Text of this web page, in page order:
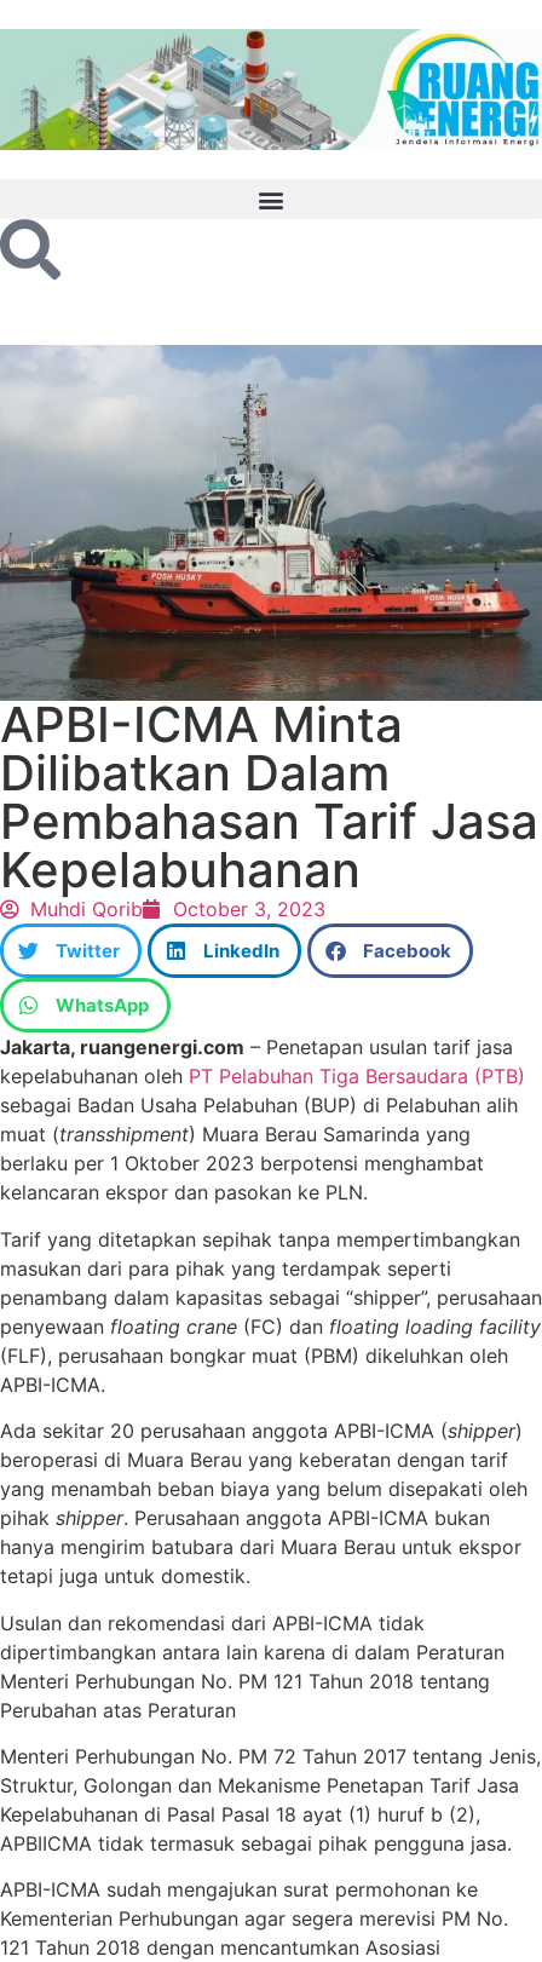
APBI-ICMA Minta
Dilibatkan Dalam
Pembahasan Tarif Jasa
Kepelabuhanan
Muhdi Qorib October 3, 2023
Twitter LinkedIn Facebook
WhatsApp
Jakarta, ruangenergi.com – Penetapan usulan tarif jasa
kepelabuhanan oleh PT Pelabuhan Tiga Bersaudara (PTB)
sebagai Badan Usaha Pelabuhan (BUP) di Pelabuhan alih
muat (transshipment) Muara Berau Samarinda yang
berlaku per 1 Oktober 2023 berpotensi menghambat
kelancaran ekspor dan pasokan ke PLN.
Tarif yang ditetapkan sepihak tanpa mempertimbangkan
masukan dari para pihak yang terdampak seperti
penambang dalam kapasitas sebagai “shipper”, perusahaan
penyewaan floating crane (FC) dan floating loading facility
(FLF), perusahaan bongkar muat (PBM) dikeluhkan oleh
APBI-ICMA.
Ada sekitar 20 perusahaan anggota APBI-ICMA (shipper)
beroperasi di Muara Berau yang keberatan dengan tarif
yang menambah beban biaya yang belum disepakati oleh
pihak shipper. Perusahaan anggota APBI-ICMA bukan
hanya mengirim batubara dari Muara Berau untuk ekspor
tetapi juga untuk domestik.
Usulan dan rekomendasi dari APBI-ICMA tidak
dipertimbangkan antara lain karena di dalam Peraturan
Menteri Perhubungan No. PM 121 Tahun 2018 tentang
Perubahan atas Peraturan
Menteri Perhubungan No. PM 72 Tahun 2017 tentang Jenis,
Struktur, Golongan dan Mekanisme Penetapan Tarif Jasa
Kepelabuhanan di Pasal Pasal 18 ayat (1) huruf b (2),
APBIICMA tidak termasuk sebagai pihak pengguna jasa.
APBI-ICMA sudah mengajukan surat permohonan ke
Kementerian Perhubungan agar segera merevisi PM No.
121 Tahun 2018 dengan mencantumkan Asosiasi